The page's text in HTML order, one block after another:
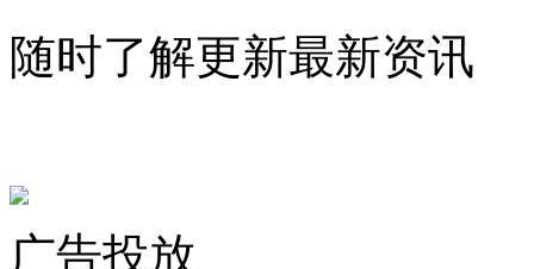
随时了解更新最新资讯
广告投放